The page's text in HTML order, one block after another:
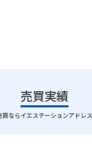
売買実績
｜
買ならイエステーションアドレ